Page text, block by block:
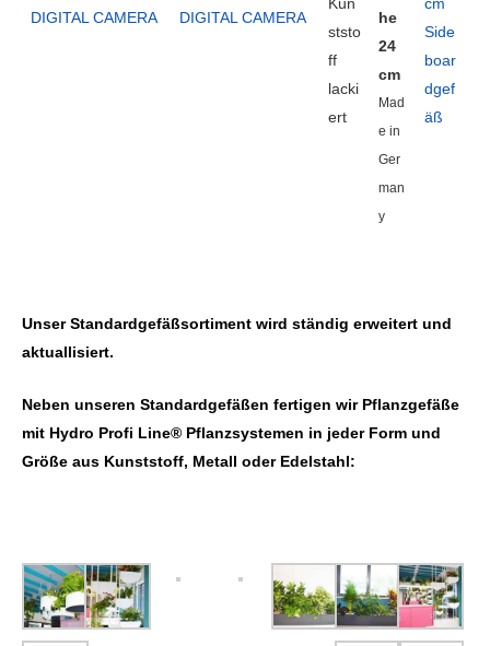
Kun
ststo
ff
lacki
ert
he
24
cm
Mad
e in
Ger
man
y
cm
Side
boar
dgef
äß
Unser Standardgefäßsortiment wird ständig erweitert und
aktuallisiert.
Neben unseren Standardgefäßen fertigen wir Pflanzgefäße
mit Hydro Profi Line® Pflanzsystemen in jeder Form und
Größe aus Kunststoff, Metall oder Edelstahl: